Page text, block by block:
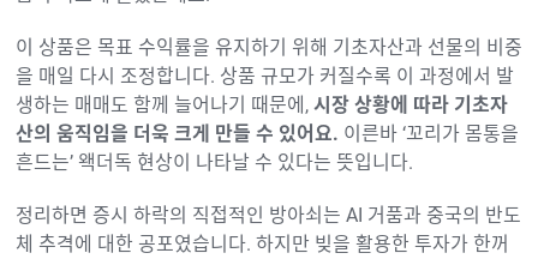
이 상품은 목표 수익률을 유지하기 위해 기초자산과 선물의 비중
을 매일 다시 조정합니다. 상품 규모가 커질수록 이 과정에서 발
생하는 매매도 함께 늘어나기 때문에, 시장 상황에 따라 기초자
산의 움직임을 더욱 크게 만들 수 있어요. 이른바 ‘꼬리가 몸통을
흔드는’ 왝더독 현상이 나타날 수 있다는 뜻입니다.
정리하면 증시 하락의 직접적인 방아쇠는 AI 거품과 중국의 반도
체 추격에 대한 공포였습니다. 하지만 빚을 활용한 투자가 한꺼